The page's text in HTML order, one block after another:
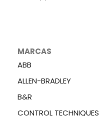
MARCAS
ABB
ALLEN-BRADLEY
B&R
CONTROL TECHNIQUES